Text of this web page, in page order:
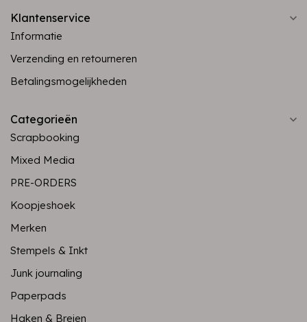
Klantenservice
Informatie
Verzending en retourneren
Betalingsmogelijkheden
Categorieën
Scrapbooking
Mixed Media
PRE-ORDERS
Koopjeshoek
Merken
Stempels & Inkt
Junk journaling
Paperpads
Haken & Breien